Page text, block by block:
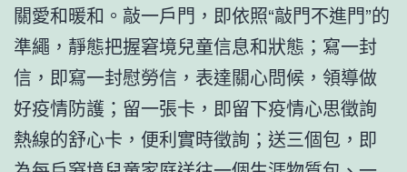
關愛和暖和。敲一戶門，即依照“敲門不進門”的
準繩，靜態把握窘境兒童信息和狀態；寫一封
信，即寫一封慰勞信，表達關心問候，領導做
好疫情防護；留一張卡，即留下疫情心思徵詢
熱線的舒心卡，便利實時徵詢；送三個包，即